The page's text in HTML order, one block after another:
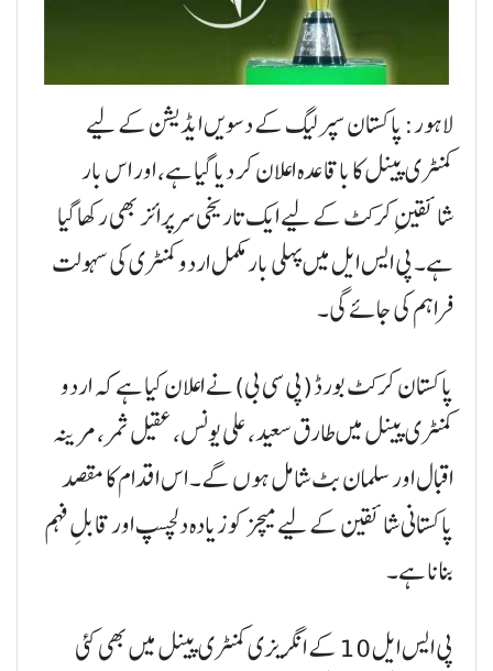
لاہور: پاکستان سپر لیگ کے دسویں ایڈیشن کے لیے
کمنٹری پینل کا باقاعدہ اعلان کر دیا گیا ہے، اور اس بار
شائقینِ کرکٹ کے لیے ایک تاریخی سرپرائز بھی رکھا گیا
ہے۔ پی ایس ایل میں پہلی بار مکمل اردو کمنٹری کی سہولت
فراہم کی جائے گی۔
پاکستان کرکٹ بورڈ (پی سی بی) نے اعلان کیا ہے کہ اردو
کمنٹری پینل میں طارق سعید، علی یونس، عقیل ثمر، مرینہ
اقبال اور سلمان بٹ شامل ہوں گے۔ اس اقدام کا مقصد
پاکستانی شائقین کے لیے میچز کو زیادہ دلچسپ اور قابلِ فہم
بنانا ہے۔
پی ایس ایل 10 کے انگریزی کمنٹری پینل میں بھی کئی